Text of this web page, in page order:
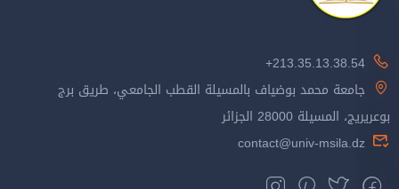
213.35.13.38.54+
جامعة محمد بوضياف بالمسيلة القطب الجامعي، طريق برج
بوعريريج، المسيلة 28000 الجزائر
contact@univ-msila.dz